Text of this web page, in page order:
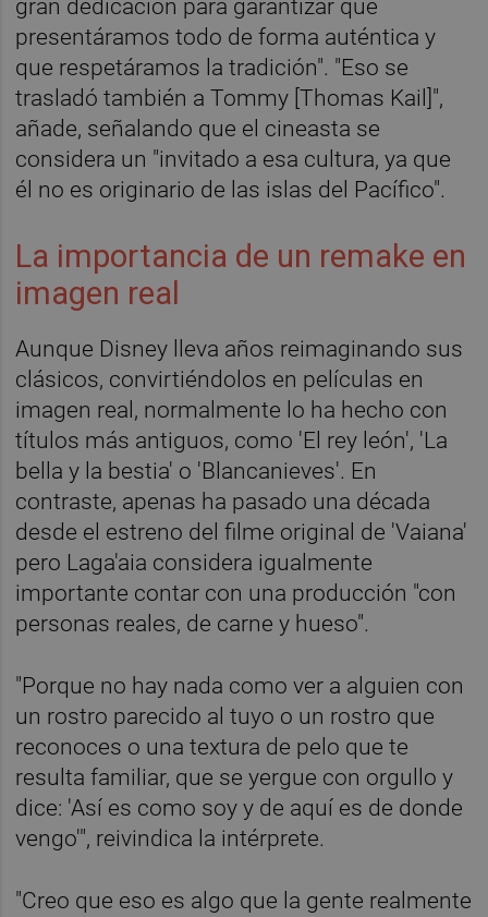
gran dedicación para garantizar que
presentáramos todo de forma auténtica y
que respetáramos la tradición". "Eso se
trasladó también a Tommy [Thomas Kail]",
añade, señalando que el cineasta se
considera un "invitado a esa cultura, ya que
él no es originario de las islas del Pacífico".
La importancia de un remake en
imagen real
Aunque Disney lleva años reimaginando sus
clásicos, convirtiéndolos en películas en
imagen real, normalmente lo ha hecho con
títulos más antiguos, como 'El rey león', 'La
bella y la bestia' o 'Blancanieves'. En
contraste, apenas ha pasado una década
desde el estreno del filme original de 'Vaiana'
pero Laga'aia considera igualmente
importante contar con una producción "con
personas reales, de carne y hueso".
"Porque no hay nada como ver a alguien con
un rostro parecido al tuyo o un rostro que
reconoces o una textura de pelo que te
resulta familiar, que se yergue con orgullo y
dice: 'Así es como soy y de aquí es de donde
vengo'", reivindica la intérprete.
"Creo que eso es algo que la gente realmente